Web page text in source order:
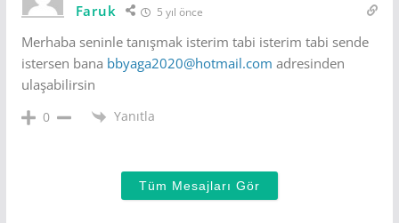
Faruk 5 yıl önce
Merhaba seninle tanışmak isterim tabi isterim tabi sende
istersen bana bbyaga2020@hotmail.com adresinden
ulaşabilirsin
0 Yanıtla
Tüm Mesajları Gör